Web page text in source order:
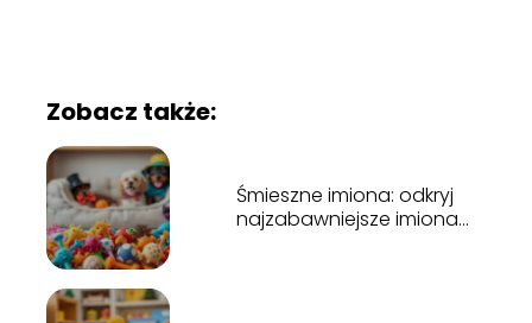
Zobacz także:
Śmieszne imiona: odkryj
najzabawniejsze imiona